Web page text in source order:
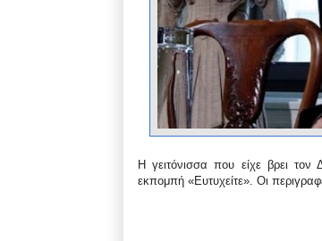
Η γειτόνισσα που είχε βρει τον
εκπομπή «Ευτυχείτε». Οι